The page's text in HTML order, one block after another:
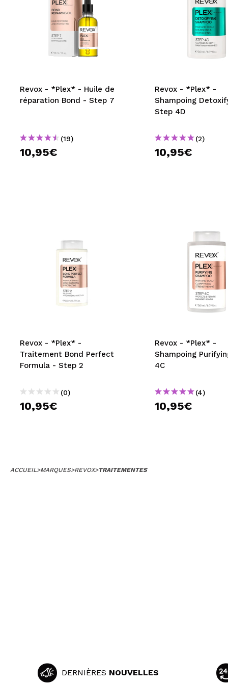
Revox - *Plex* - Huile de
réparation Bond - Step 7
(19)
10,95€
Revox - *Plex* -
Shampoing
Step 4D
(2)
10,95€
Revox - *Plex* -
Traitement Bond Perfect
Formula - Step 2
(0)
10,95€
Revox - *Plex* -
Shampoing
4C
(4)
10,95€
ACCUEIL>MARQUES>REVOX>TRAITEMENTES
DERNIÈRES NOUVELLES